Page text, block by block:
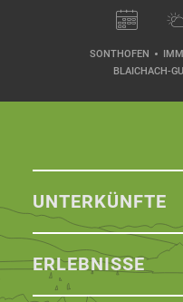
SONTHOFEN
BLAICHACH-
UNTERKÜNFTE
ERLEBNISSE